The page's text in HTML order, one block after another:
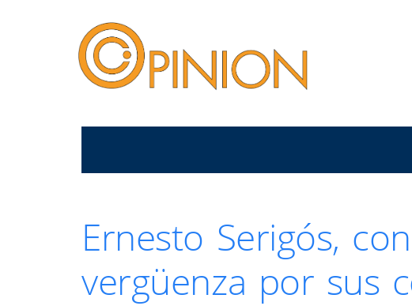
Ernesto Serigós,
vergüenza por sus